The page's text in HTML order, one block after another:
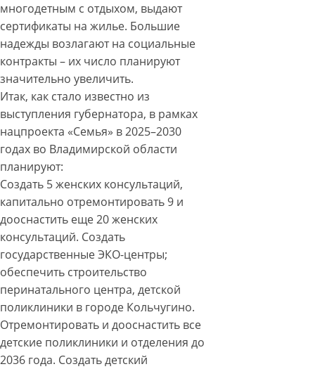
многодетным с отдыхом, выдают
сертификаты на жилье. Большие
надежды возлагают на социальные
контракты – их число планируют
значительно увеличить.
Итак, как стало известно из
выступления губернатора, в рамках
нацпроекта «Семья» в 2025–2030
годах во Владимирской области
планируют:
Создать 5 женских консультаций,
капитально отремонтировать 9 и
дооснастить еще 20 женских
консультаций. Создать
государственные ЭКО-центры;
обеспечить строительство
перинатального центра, детской
поликлиники в городе Кольчугино.
Отремонтировать и дооснастить все
детские поликлиники и отделения до
2036 года. Создать детский